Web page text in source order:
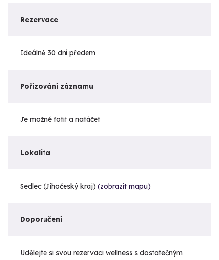
Rezervace
Ideálně 30 dní předem
Pořizování záznamu
Je možné fotit a natáčet
Lokalita
Sedlec (Jihočeský kraj) (zobrazit mapu)
Doporučení
Udělejte si svou rezervaci wellness s dostatečným